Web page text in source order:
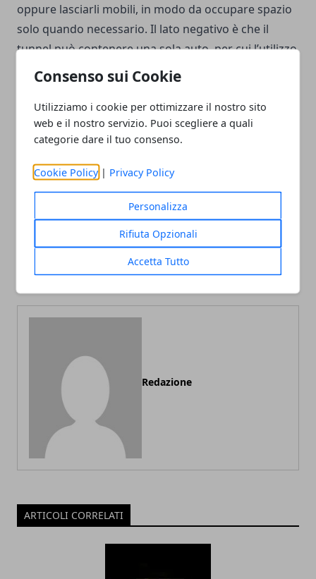
Consenso sui Cookie
Utilizziamo i cookie per ottimizzare il nostro sito
web e il nostro servizio. Puoi scegliere a quali
categorie dare il tuo consenso.
Cookie Policy | Privacy Policy
Personalizza
Rifiuta Opzionali
Accetta Tutto
oppure lasciarli mobili, in modo da occupare spazio
solo quando necessario. Il lato negativo è che il
tunnel può contenere una sola auto, per cui l’utilizzo
è indicato soprattutto per uso privato.
Facebook
Twitter
L'importanza della privacy
Redazione
ARTICOLI CORRELATI